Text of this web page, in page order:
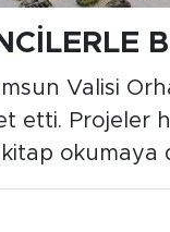
Valisi
etti. Projeler
okumaya